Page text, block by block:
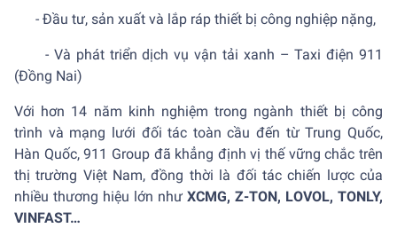
- Đầu tư, sản xuất và lắp ráp thiết bị công nghiệp nặng,
- Và phát triển dịch vụ vận tải xanh – Taxi điện 911
(Đồng Nai)
Với hơn 14 năm kinh nghiệm trong ngành thiết bị công
trình và mạng lưới đối tác toàn cầu đến từ Trung Quốc,
Hàn Quốc, 911 Group đã khẳng định vị thế vững chắc trên
thị trường Việt Nam, đồng thời là đối tác chiến lược của
nhiều thương hiệu lớn như XCMG, Z-TON, LOVOL, TONLY,
VINFAST…